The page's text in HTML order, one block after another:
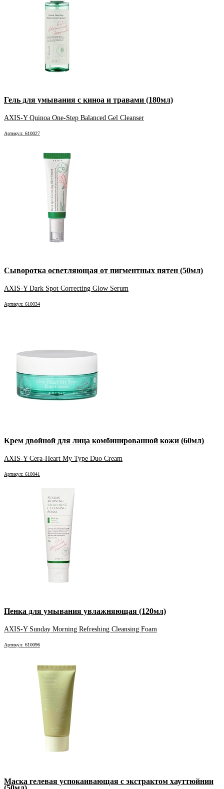
Гель для умывания с киноа и травами (180мл)
AXIS-Y Quinoa One-Step Balanced Gel Cleanser
Артикул: 610027
Сыворотка осветляющая от пигментных пятен (50мл)
AXIS-Y Dark Spot Correcting Glow Serum
Артикул: 610034
Крем двойной для лица комбинированной кожи (60мл)
AXIS-Y Cera-Heart My Type Duo Cream
Артикул: 610041
Пенка для умывания увлажняющая (120мл)
AXIS-Y Sunday Morning Refreshing Cleansing Foam
Артикул: 610096
Маска гелевая успокаивающая с экстрактом хауттюйнии